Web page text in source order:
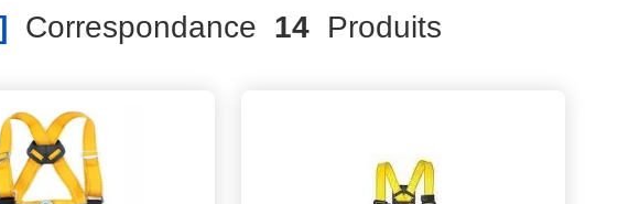
Correspondance 14Produits